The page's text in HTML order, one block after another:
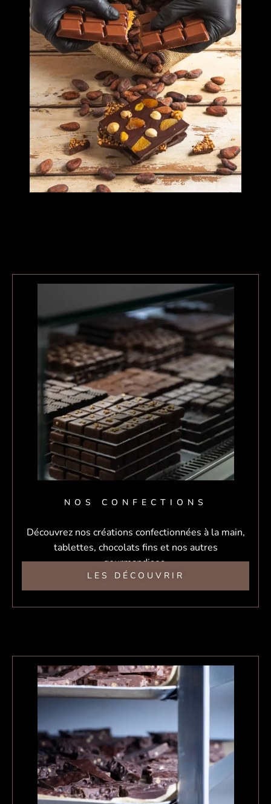
NOS CONFECTIONS
Découvrez nos créations confectionnées à la main,
tablettes, chocolats fins et nos autres
gourmandises.
LES DÉCOUVRIR